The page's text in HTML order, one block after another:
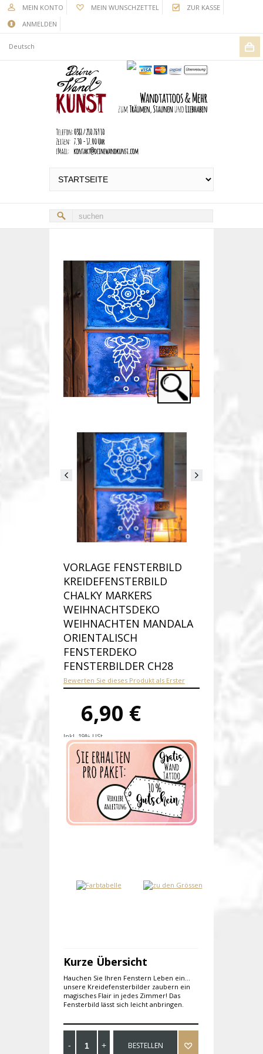
MEIN KONTO MEIN WUNSCHZETTEL
ZUR KASSE
ANMELDEN
Deutsch
VORLAGE FENSTERBILD
KREIDEFENSTERBILD
CHALKY MARKERS
WEIHNACHTSDEKO
WEIHNACHTEN MANDALA
ORIENTALISCH
FENSTERDEKO
FENSTERBILDER CH28
Bewerten Sie dieses Produkt als Erster
6,90 €
Inkl. 19% USt.
Versandkosten
Produktnummer:ch28-D
Verfügbarkeit:Auf Lager
Lieferzeit: 1-2 Werktage
Kurze Übersicht
Hauchen Sie Ihren Fenstern Leben ein...
unsere Kreidefensterbilder zaubern ein
magisches Flair in jedes Zimmer! Das
Fensterbild lässt sich leicht anbringen.
BESTELLEN